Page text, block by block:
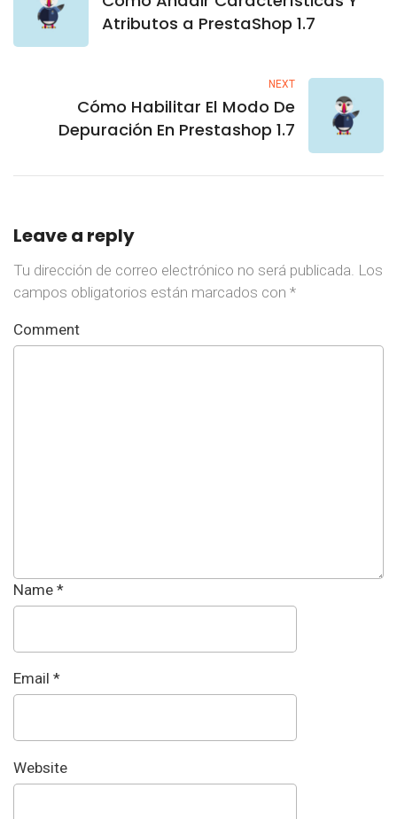
Atributos a PrestaShop 1.7
NEXT
Cómo Habilitar El Modo De
Depuración En Prestashop 1.7
Leave a reply
Tu dirección de correo electrónico no será publicada. Los
campos obligatorios están marcados con *
Comment
Name *
Email *
Website